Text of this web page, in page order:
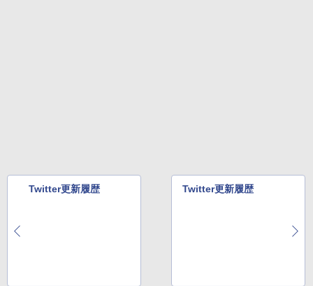
Twitter更新履歴 Twitter更新履歴